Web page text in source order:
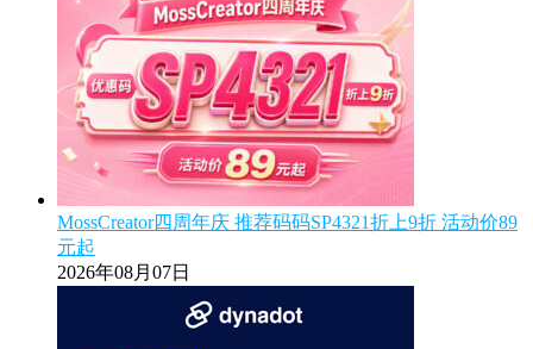
MossCreator四周年庆 推荐码码SP4321折上9折 活动价89
元起
2026年08月07日